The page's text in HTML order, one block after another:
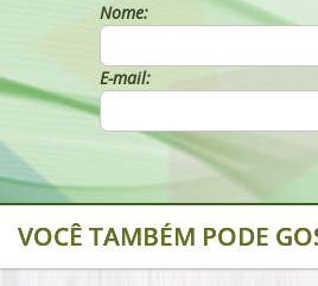
Nome:
E-mail:
VOCÊ TAMBÉM PODE